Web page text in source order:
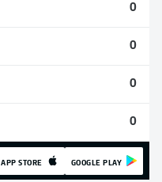
0
0
0
0
APP STORE GOOGLE PLAY